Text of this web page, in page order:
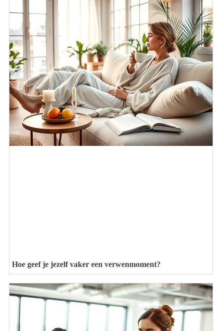
Hoe geef je jezelf vaker een verwenmoment?